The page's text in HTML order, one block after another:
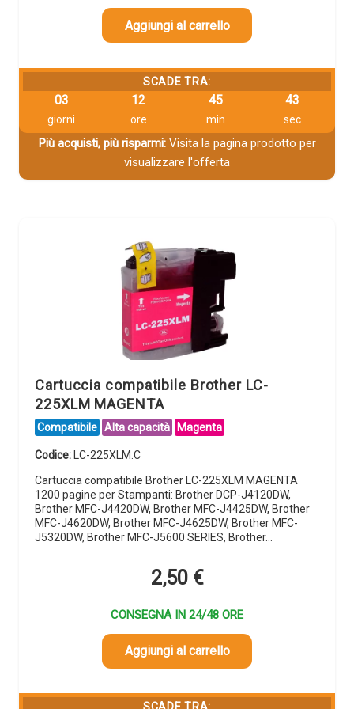
Aggiungi al carrello
SCADE TRA:
03
giorni
12
ore
45
min
42
sec
Più acquisti, più risparmi:Visita la pagina prodotto per
visualizzare l'offerta
Cartuccia compatibile Brother LC-
225XLM MAGENTA
Compatibile Alta capacità Magenta
Codice: LC-225XLM.C
Cartuccia compatibile Brother LC-225XLM MAGENTA
1200 pagine per Stampanti: Brother DCP-J4120DW,
Brother MFC-J4420DW, Brother MFC-J4425DW, Brother
MFC-J4620DW, Brother MFC-J4625DW, Brother MFC-
J5320DW, Brother MFC-J5600 SERIES, Brother…
2,50 €
CONSEGNA IN 24/48 ORE
Aggiungi al carrello